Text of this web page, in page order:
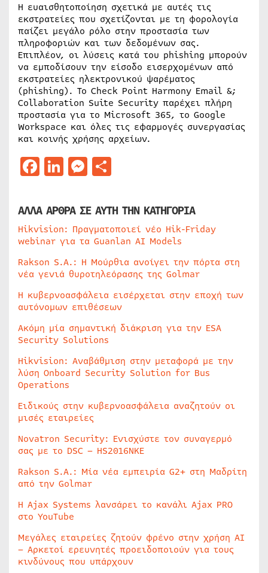
Η ευαισθητοποίηση σχετικά με αυτές τις
εκστρατείες που σχετίζονται με τη φορολογία
παίζει μεγάλο ρόλο στην προστασία των
πληροφοριών και των δεδομένων σας.
Επιπλέον, οι λύσεις κατά του phishing μπορούν
να εμποδίσουν την είσοδο εισερχομένων από
εκστρατείες ηλεκτρονικού ψαρέματος
(phishing). Το Check Point Harmony Email &;
Collaboration Suite Security παρέχει πλήρη
προστασία για το Microsoft 365, το Google
Workspace και όλες τις εφαρμογές συνεργασίας
και κοινής χρήσης αρχείων.
Facebook
LinkedIn
Messenger
ΑΛΛΑ ΑΡΘΡΑ ΣΕ ΑΥΤΗ ΤΗΝ ΚΑΤΗΓΟΡΙΑ
Hikvision: Πραγματοποιεί νέο Hik-Friday
webinar για τα Guanlan AI Models
Rakson S.A.: Η Μούρθια ανοίγει την πόρτα στη
νέα γενιά θυροτηλεόρασης της Golmar
Η κυβερνοασφάλεια εισέρχεται στην εποχή των
αυτόνομων επιθέσεων
Ακόμη μία σημαντική διάκριση για την ESA
Security Solutions
Hikvision: Αναβάθμιση στην μεταφορά με την
λύση Onboard Security Solution for Bus
Operations
Ειδικούς στην κυβερνοασφάλεια αναζητούν οι
μισές εταιρείες
Novatron Security: Ενισχύστε τον συναγερμό
σας με το DSC – HS2016NKE
Rakson S.A.: Μία νέα εμπειρία G2+ στη Μαδρίτη
από την Golmar
Η Ajax Systems λανσάρει το κανάλι Ajax PRO
στο YouTube
Μεγάλες εταιρείες ζητούν φρένο στην χρήση AI
– Αρκετοί ερευνητές προειδοποιούν για τους
κινδύνους που υπάρχουν